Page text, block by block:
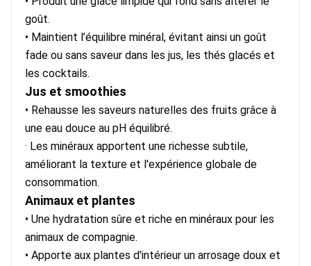
goût.
• Maintient l’équilibre minéral, évitant ainsi un goût
fade ou sans saveur dans les jus, les thés glacés et
les cocktails.
Jus et smoothies
• Rehausse les saveurs naturelles des fruits grâce à
une eau douce au pH équilibré.
· Les minéraux apportent une richesse subtile,
améliorant la texture et l'expérience globale de
consommation.
Animaux et plantes
• Une hydratation sûre et riche en minéraux pour les
animaux de compagnie.
• Apporte aux plantes d'intérieur un arrosage doux et